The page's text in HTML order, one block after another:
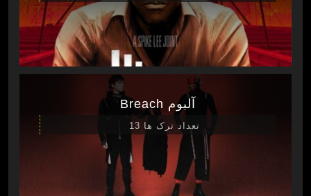
آلبوم Breach
تعداد ترک ها 13